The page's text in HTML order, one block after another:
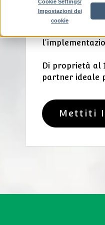
Cookie Settings/
Impostazioni dei
cookie
In qualità di
commerciale,
Di proprietà al
partner ideale
Mettiti